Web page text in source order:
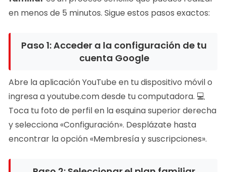
en menos de 5 minutos. Sigue estos pasos exactos:
Paso 1: Acceder a la configuración de tu
cuenta Google
Abre la aplicación YouTube en tu dispositivo móvil o
ingresa a youtube.com desde tu computadora. 💻
Toca tu foto de perfil en la esquina superior derecha
y selecciona «Configuración». Desplázate hasta
encontrar la opción «Membresía y suscripciones».